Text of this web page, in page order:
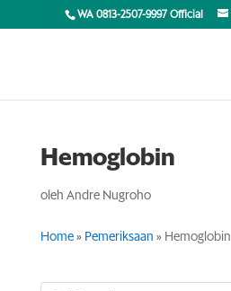
WA 0813-2507-9997 Official
Hemoglobin
oleh Andre Nugroho
Home» Pemeriksaan » Hemoglobin